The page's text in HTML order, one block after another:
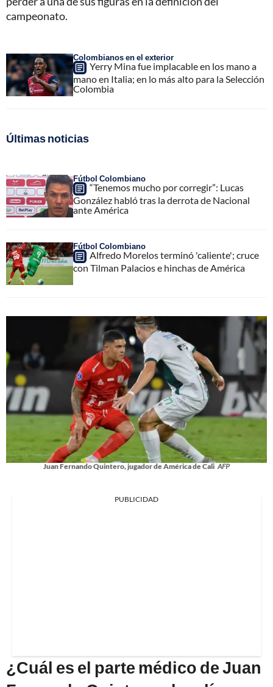
campeonato.
Colombianos en el exterior
Yerry Mina fue implacable en los mano a
mano en Italia; en lo más alto para la Selección
Colombia
Últimas noticias
Fútbol Colombiano
“Tenemos mucho por corregir”: Lucas
González habló tras la derrota de Nacional
ante América
Fútbol Colombiano
Alfredo Morelos terminó 'caliente'; cruce
con Tilman Palacios e hinchas de América
Juan Fernando Quintero, jugador de América de Cali AFP
PUBLICIDAD
¿Cuál es el parte médico de Juan